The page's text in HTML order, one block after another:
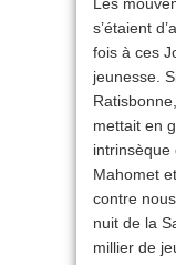
s’étaient
fois à ces
jeunesse.
mettait en
intrinsèque
Mahomet
contre
nuit de la
millier de